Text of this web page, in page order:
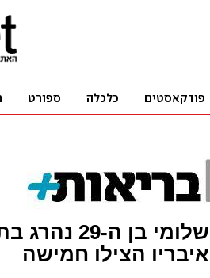
שלומי בן ה-
איבריו הצילו חמישה